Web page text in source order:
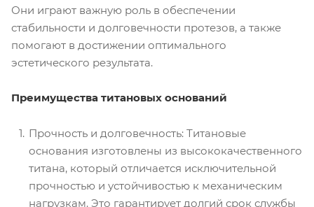
Они играют важную роль в обеспечении
стабильности и долговечности протезов, а также
помогают в достижении оптимального
эстетического результата.
Преимущества титановых оснований
Прочность и долговечность: Титановые
основания изготовлены из высококачественного
титана, который отличается исключительной
прочностью и устойчивостью к механическим
нагрузкам. Это гарантирует долгий срок службы